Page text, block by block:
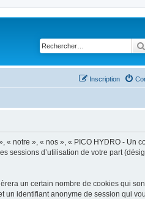
Inscription
notre », « nos », « PICO HYDRO - Un
sessions d’utilisation de votre part
un certain nombre de cookies qui
un identifiant anonyme de session qui